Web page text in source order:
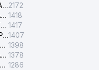
АЛМАЗАРСКАЯ АВАРИЙНАЯ СЛУЖБА ЭЛЕКТРОСЕТИ2172
УЧТЕПИНСКАЯ АВАРИЙНАЯ СЛУЖБА ЭЛЕКТРОСЕТИ 1418
TOSHKENT SHAHAR ELEKTR TARMOQLARI KORXONASI АО 1417
ШАЙХАНТАХУРСКАЯ АВАРИЙНАЯ СЛУЖБА ЭЛЕКТРОСЕТИ1407
САМАРКАНД ЭЛЕКТР ТАРМОКЛАРИ АО 1398
SURHONDARYO ELEKTR TARMOKLARI АО 1378
АВАРИЙНАЯ СЛУЖБА ЭЛЕКТРОСЕТИ ТАШКЕНТСКОГО РАЙОНА 1286